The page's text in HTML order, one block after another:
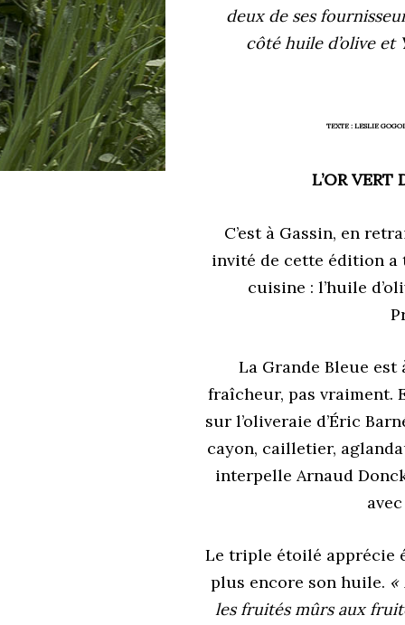
deux de ses
côté huile d’olive et
TEXTE : LESLIE
L’OR VERT
C’est à Gassin, en
invité de cette édition a
cuisine : l’huile
La Grande Bleue est
fraîcheur, pas vraiment.
sur l’oliveraie d’Éric
cayon, cailletier,
interpelle Arnaud
Le triple étoilé apprécie
plus encore son huile. «
les fruités mûrs aux